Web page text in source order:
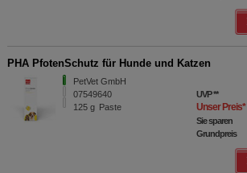
PHA PfotenSchutz für Hunde und Katzen
PetVet GmbH
07549640
125 g Paste
UVP**
Unser Preis*
Sie sparen
Grundpreis